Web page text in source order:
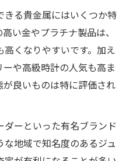
る貴金属にはいくつか特
い金やプラチナ製品は、
くなりやすいです。加え
や高級時計の人気も高ま
良いものは特に評価され
ーといった有名ブランド
地域で知名度のあるジュ